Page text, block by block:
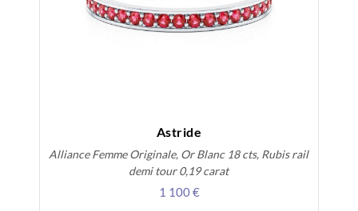
Astride
Alliance Femme Originale, Or Blanc 18 cts, Rubis rail
demi tour 0,19 carat
1 100 €